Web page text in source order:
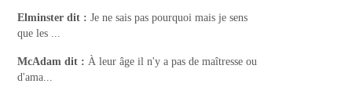
Elminster dit : Je ne sais pas pourquoi mais je sens
que les ...
McAdam dit : À leur âge il n'y a pas de maîtresse ou
d'ama...